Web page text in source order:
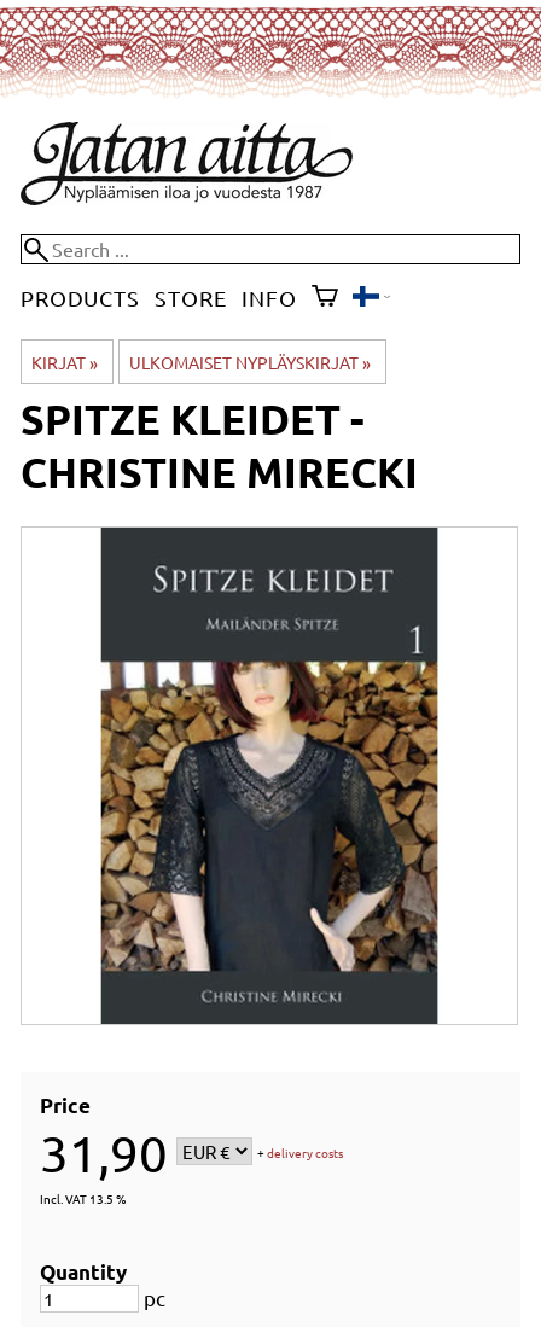
PRODUCTS STORE INFO
KIRJAT‪» ULKOMAISET NYPLÄYSKIRJAT‪»
SPITZE KLEIDET -
CHRISTINE MIRECKI
Price
31,90 +delivery costs
Incl. VAT 13.5 %
Quantity
pc